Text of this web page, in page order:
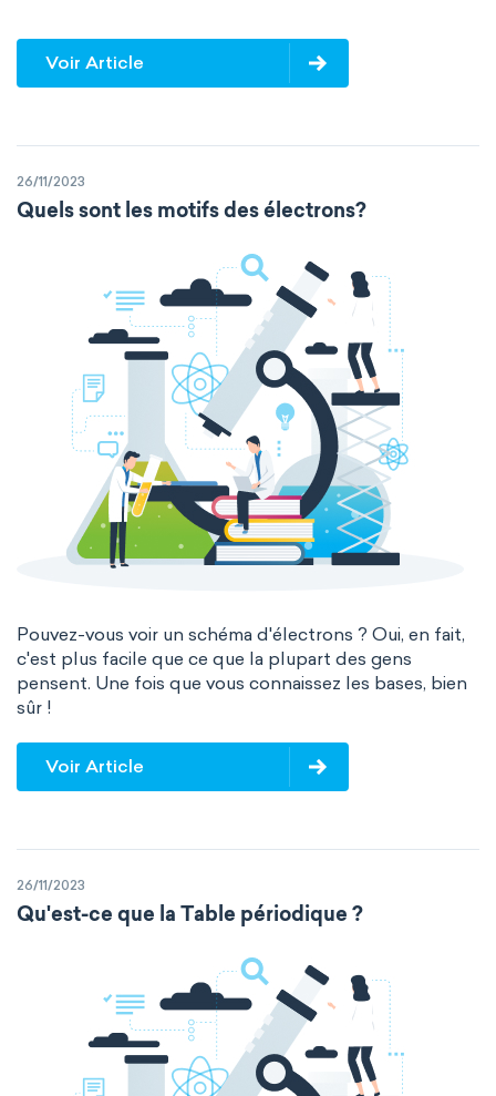
Voir Article
26/11/2023
Quels sont les motifs des électrons?
Pouvez-vous voir un schéma d'électrons ? Oui, en fait,
c'est plus facile que ce que la plupart des gens
pensent. Une fois que vous connaissez les bases, bien
sûr !
Voir Article
26/11/2023
Qu'est-ce que la Table périodique ?